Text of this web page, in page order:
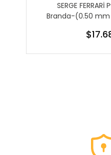
SERGE FERRARİ Pvc Şeffaf
Branda-(0.50 mm